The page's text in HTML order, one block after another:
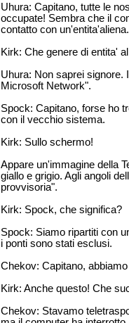
Uhura: Capitano, tutte le
occupate! Sembra che il
contatto con un'entita'aliena.
Kirk: Che genere di entita'
Uhura: Non saprei signore.
Microsoft Network".
Spock: Capitano, forse ho
con il vecchio sistema.
Kirk: Sullo schermo!
Appare un'immagine della
giallo e grigio. Agli angoli
provvisoria".
Kirk: Spock, che significa?
Spock: Siamo ripartiti con
i ponti sono stati esclusi.
Chekov: Capitano,
Kirk: Anche questo! Che
Chekov: Stavamo